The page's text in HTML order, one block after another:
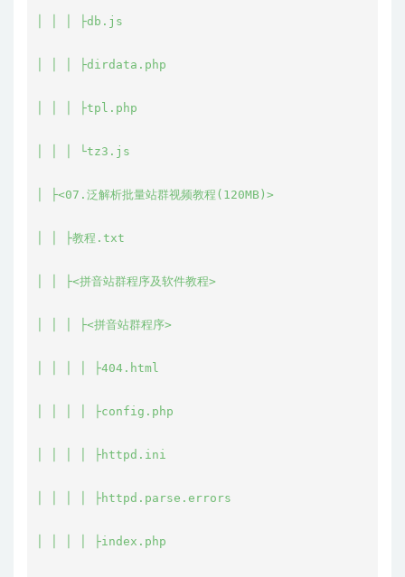
│ │ │ ├db.js
│ │ │ ├dirdata.php
│ │ │ ├tpl.php
│ │ │ └tz3.js
│ ├<07.泛解析批量站群视频教程(120MB)>
│ │ ├教程.txt
│ │ ├<拼音站群程序及软件教程>
│ │ │ ├<拼音站群程序>
│ │ │ │ ├404.html
│ │ │ │ ├config.php
│ │ │ │ ├httpd.ini
│ │ │ │ ├httpd.parse.errors
│ │ │ │ ├index.php